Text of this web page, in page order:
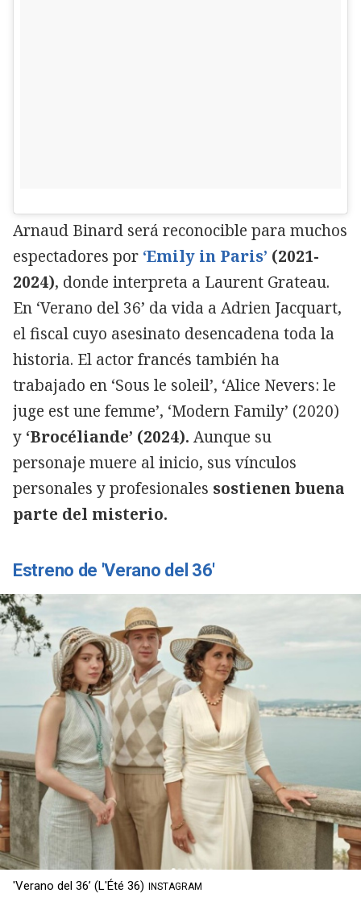
Arnaud Binard será reconocible para muchos
espectadores por ‘Emily in Paris’ (2021-
2024), donde interpreta a Laurent Grateau.
En ‘Verano del 36’ da vida a Adrien Jacquart,
el fiscal cuyo asesinato desencadena toda la
historia. El actor francés también ha
trabajado en ‘Sous le soleil’, ‘Alice Nevers: le
juge est une femme’, ‘Modern Family’ (2020)
y ‘Brocéliande’ (2024). Aunque su
personaje muere al inicio, sus vínculos
personales y profesionales sostienen buena
parte del misterio.
Estreno de 'Verano del 36'
'Verano del 36’ (L'Été 36) INSTAGRAM